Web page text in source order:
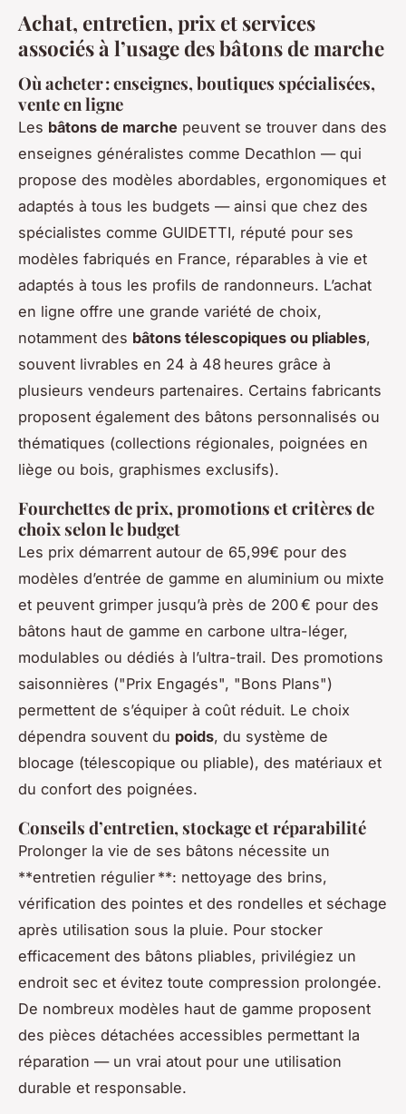
Achat, entretien, prix et services
associés à l’usage des bâtons de marche
Où acheter : enseignes, boutiques spécialisées,
vente en ligne
Les bâtons de marche peuvent se trouver dans des
enseignes généralistes comme Decathlon — qui
propose des modèles abordables, ergonomiques et
adaptés à tous les budgets — ainsi que chez des
spécialistes comme GUIDETTI, réputé pour ses
modèles fabriqués en France, réparables à vie et
adaptés à tous les profils de randonneurs. L’achat
en ligne offre une grande variété de choix,
notamment des bâtons télescopiques ou pliables,
souvent livrables en 24 à 48 heures grâce à
plusieurs vendeurs partenaires. Certains fabricants
proposent également des bâtons personnalisés ou
thématiques (collections régionales, poignées en
liège ou bois, graphismes exclusifs).
Fourchettes de prix, promotions et critères de
choix selon le budget
Les prix démarrent autour de 65,99€ pour des
modèles d’entrée de gamme en aluminium ou mixte
et peuvent grimper jusqu’à près de 200 € pour des
bâtons haut de gamme en carbone ultra-léger,
modulables ou dédiés à l’ultra-trail. Des promotions
saisonnières ("Prix Engagés", "Bons Plans")
permettent de s’équiper à coût réduit. Le choix
dépendra souvent du poids, du système de
blocage (télescopique ou pliable), des matériaux et
du confort des poignées.
Conseils d’entretien, stockage et réparabilité
Prolonger la vie de ses bâtons nécessite un
**entretien régulier **: nettoyage des brins,
vérification des pointes et des rondelles et séchage
après utilisation sous la pluie. Pour stocker
efficacement des bâtons pliables, privilégiez un
endroit sec et évitez toute compression prolongée.
De nombreux modèles haut de gamme proposent
des pièces détachées accessibles permettant la
réparation — un vrai atout pour une utilisation
durable et responsable.